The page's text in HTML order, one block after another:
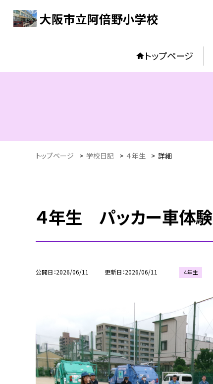
大阪市立阿倍野小学校
トップページ
トップページ > 学校日記 > ４年生 > 詳細
４年生 パッカー車体験
公開日 2026/06/11 更新日 2026/06/11 ４年生